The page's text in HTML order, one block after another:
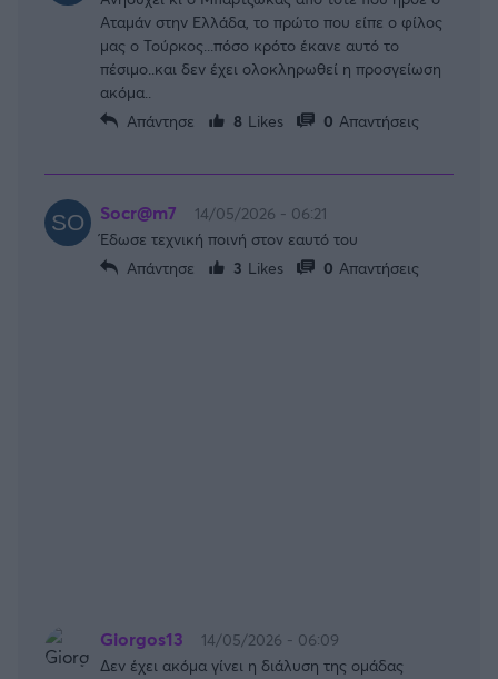
Αταμάν στην Ελλάδα, το πρώτο που είπε ο φίλος
μας ο Τούρκος...πόσο κρότο έκανε αυτό το
πέσιμο..και δεν έχει ολοκληρωθεί η προσγείωση
ακόμα..
Απάντησε
8 Likes 0 Απαντήσεις
Socr@m7
14/05/2026 - 06:21
Έδωσε τεχνική ποινή στον εαυτό του
Απάντησε
3 Likes 0 Απαντήσεις
Giorgos13
14/05/2026 - 06:09
Δεν έχει ακόμα γίνει η διάλυση της ομάδας